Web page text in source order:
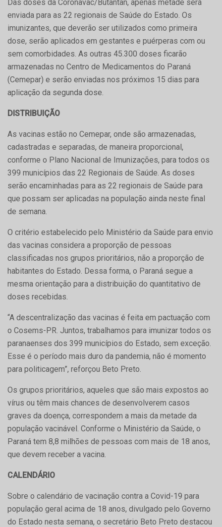
Das doses da Coronavac/Butantan, apenas metade será
enviada para as 22 regionais de Saúde do Estado. Os
imunizantes, que deverão ser utilizados como primeira
dose, serão aplicados em gestantes e puérperas com ou
sem comorbidades. As outras 45.300 doses ficarão
armazenadas no Centro de Medicamentos do Paraná
(Cemepar) e serão enviadas nos próximos 15 dias para
aplicação da segunda dose.
DISTRIBUIÇÃO
As vacinas estão no Cemepar, onde são armazenadas,
cadastradas e separadas, de maneira proporcional,
conforme o Plano Nacional de Imunizações, para todos os
399 municípios das 22 Regionais de Saúde. As doses
serão encaminhadas para as 22 regionais de Saúde para
que possam ser aplicadas na população ainda neste final
de semana.
O critério estabelecido pelo Ministério da Saúde para envio
das vacinas considera a proporção de pessoas
classificadas nos grupos prioritários, não a proporção de
habitantes do Estado. Dessa forma, o Paraná segue a
mesma orientação para a distribuição do quantitativo de
doses recebidas.
“A descentralização das vacinas é feita em pactuação com
o Cosems-PR. Juntos, trabalhamos para imunizar todos os
paranaenses dos 399 municípios do Estado, sem exceção.
Esse é o período mais duro da pandemia, não é momento
para politicagem”, reforçou Beto Preto.
Os grupos prioritários, aqueles que são mais expostos ao
vírus ou têm mais chances de desenvolverem casos
graves da doença, correspondem a mais da metade da
população vacinável. Conforme o Ministério da Saúde, o
Paraná tem 8,8 milhões de pessoas com mais de 18 anos,
que devem receber a vacina.
CALENDÁRIO
Sobre o calendário de vacinação contra a Covid-19 para
população geral acima de 18 anos, divulgado pelo Governo
do Estado nesta semana, o secretário Beto Preto destacou